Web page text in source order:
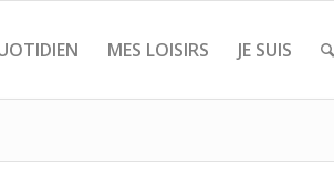
MES LOISIRS JE SUIS